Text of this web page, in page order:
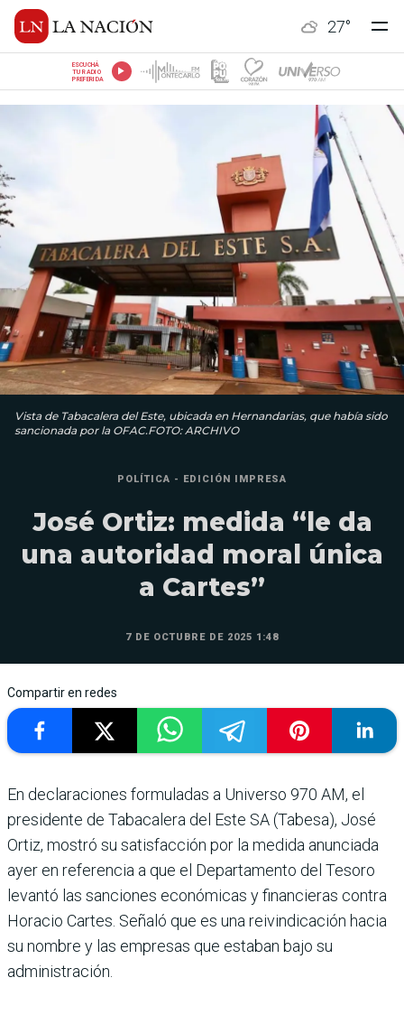
27°
ESCUCHÁ
TU RADIO
PREFERIDA
Vista de Tabacalera del Este, ubicada en Hernandarias, que había sido
sancionada por la OFAC.FOTO: ARCHIVO
POLÍTICA - EDICIÓN IMPRESA
José Ortiz: medida “le da
una autoridad moral única
a Cartes”
7 DE OCTUBRE DE 2025 1:48
Compartir en redes
En declaraciones for­muladas a Universo 970 AM, el
presidente de Tabacalera del Este SA (Tabesa), José
Ortiz, mostró su satisfacción por la medida anunciada
ayer en referen­cia a que el Departamento del Tesoro
levantó las san­ciones económicas y finan­cieras contra
Horacio Cartes. Señaló que es una reivindi­cación hacia
su nombre y las empresas que estaban bajo su
administración.